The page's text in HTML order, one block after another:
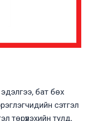
эдэлгээ, бат бөх
сэтгэл
төрүүлэхийн тулд,